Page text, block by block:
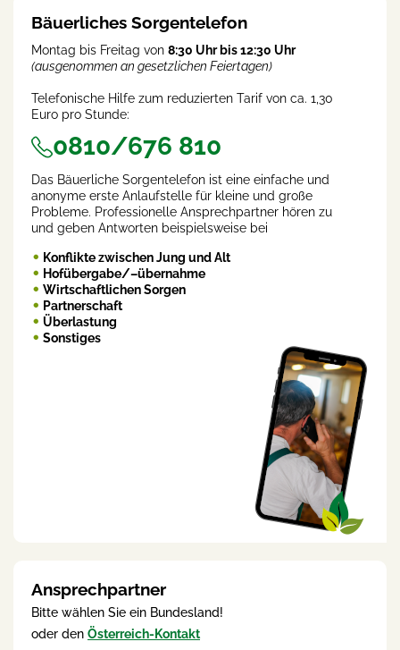
Bäuerliches Sorgentelefon
Montag bis Freitag von 8:30 Uhr bis 12:30 Uhr
(ausgenommen an gesetzlichen Feiertagen)
Telefonische Hilfe zum reduzierten Tarif von ca. 1,30
Euro pro Stunde:
0810/676 810
Das Bäuerliche Sorgentelefon ist eine einfache und
anonyme erste Anlaufstelle für kleine und große
Probleme. Professionelle Ansprechpartner hören zu
und geben Antworten beispielsweise bei
Konflikte zwischen Jung und Alt
Hofübergabe/–übernahme
Wirtschaftlichen Sorgen
Partnerschaft
Überlastung
Sonstiges
Ansprechpartner
Bitte wählen Sie ein Bundesland!
oder den Österreich-Kontakt